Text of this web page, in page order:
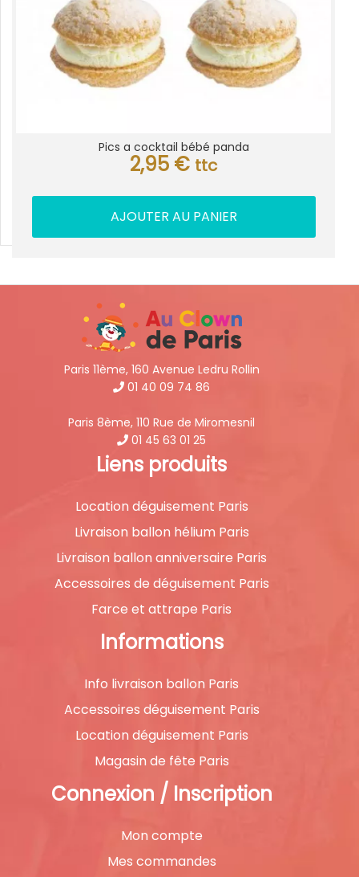
Pics a cocktail bébé panda
2,95 € ttc
AJOUTER AU PANIER
Paris 11ème, 160 Avenue Ledru Rollin
01 40 09 74 86
Paris 8ème, 110 Rue de Miromesnil
01 45 63 01 25
Liens produits
Location déguisement Paris
Livraison ballon hélium Paris
Livraison ballon anniversaire Paris
Accessoires de déguisement Paris
Farce et attrape Paris
Informations
Info livraison ballon Paris
Accessoires déguisement Paris
Location déguisement Paris
Magasin de fête Paris
Connexion / Inscription
Mon compte
Mes commandes